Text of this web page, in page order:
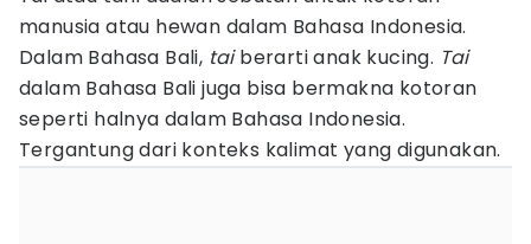
manusia atau hewan dalam Bahasa Indonesia.
Dalam Bahasa Bali, taiberarti anak kucing. Tai
dalam Bahasa Bali juga bisa bermakna kotoran
seperti halnya dalam Bahasa Indonesia.
Tergantung dari konteks kalimat yang digunakan.